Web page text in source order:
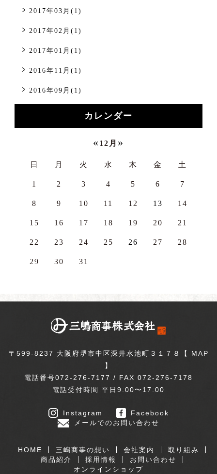
2017年03月(1)
2017年02月(1)
2017年01月(1)
2016年11月(1)
2016年09月(1)
カレンダー
« 12月 »
日 月 火 水 木 金 土
1 2 3 4 5 6 7
8 9 10 11 12 13 14
15 16 17 18 19 20 21
22 23 24 25 26 27 28
29 30 31
〒599-8237 大阪府堺市中区深井水池町３１７８【 MAP
】
電話番号072-276-7177 / FAX 072-276-7178
電話受付時間 平日9:00〜17:00
Instagram
Facebook
メールでのお問い合わせ
HOME 三嶋商事の想い 会社案内
取り組み
商品紹介
採用情報
お問い合わせ
オンラインショップ